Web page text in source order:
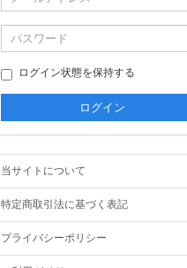
ログイン状態を保持する
当サイトについて
特定商取引法に基づく表記
プライバシーポリシー